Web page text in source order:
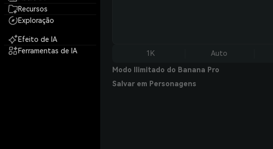
Recursos
Exploração
Efeito de IA
Ferramentas de IA
1K Auto
Modo Ilimitado do Banana Pro
Salvar em Personagens